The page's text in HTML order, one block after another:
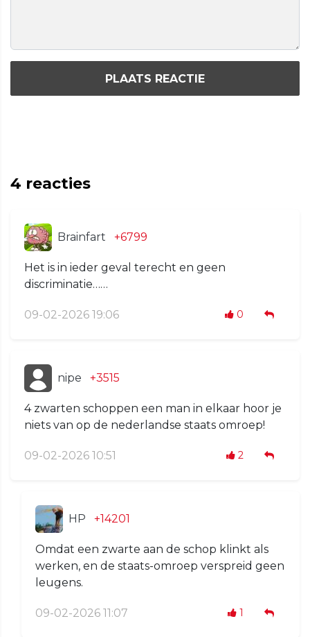
PLAATS REACTIE
4 reacties
Brainfart +6799
Het is in ieder geval terecht en geen
discriminatie……
09-02-2026 19:06 0
nipe +3515
4 zwarten schoppen een man in elkaar hoor je
niets van op de nederlandse staats omroep!
09-02-2026 10:51 2
HP +14201
Omdat een zwarte aan de schop klinkt als
werken, en de staats-omroep verspreid geen
leugens.
09-02-2026 11:07 1